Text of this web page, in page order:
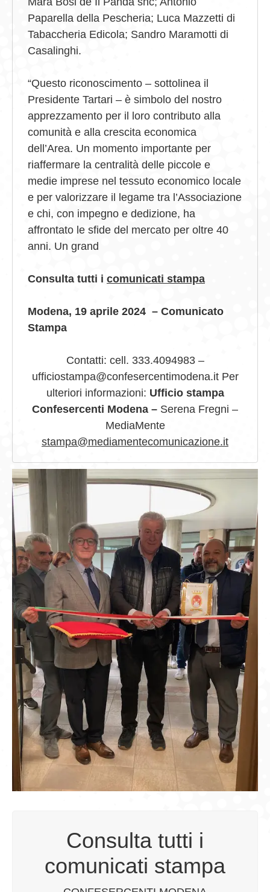
Paparella della Pescheria; Luca Mazzetti di
Tabaccheria Edicola; Sandro Maramotti di
Casalinghi.
“Questo riconoscimento – sottolinea il
Presidente Tartari – è simbolo del nostro
apprezzamento per il loro contributo alla
comunità e alla crescita economica
dell’Area. Un momento importante per
riaffermare la centralità delle piccole e
medie imprese nel tessuto economico locale
e per valorizzare il legame tra l’Associazione
e chi, con impegno e dedizione, ha
affrontato le sfide del mercato per oltre 40
anni. Un grand
Consulta tutti i comunicati stampa
Modena, 19 aprile 2024 – Comunicato
Stampa
Contatti: cell. 333.4094983 –
ufficiostampa@confesercentimodena.it Per
ulteriori informazioni: Ufficio stampa
Confesercenti Modena – Serena Fregni –
MediaMente
stampa@mediamentecomunicazione.it
Consulta tutti i
comunicati stampa